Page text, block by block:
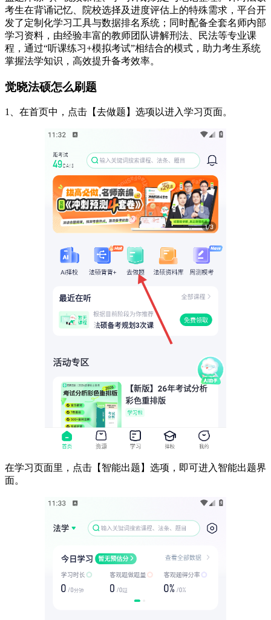
考生在背诵记忆、院校选择及进度评估上的特殊需求，平台开
发了定制化学习工具与数据排名系统；同时配备全套名师内部
学习资料，由经验丰富的教师团队讲解刑法、民法等专业课
程，通过“听课练习+模拟考试”相结合的模式，助力考生系统
掌握法学知识，高效提升备考效率。
觉晓法硕怎么刷题
1、在首页中，点击【去做题】选项以进入学习页面。
在学习页面里，点击【智能出题】选项，即可进入智能出题界
面。